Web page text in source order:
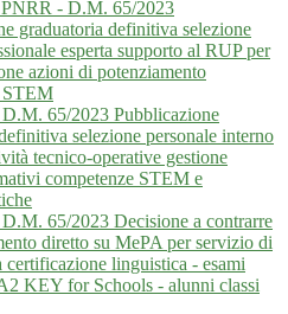
- D.M. 65/2023
graduatoria definitiva selezione
esperta supporto al RUP per
azioni di potenziamento
STEM
65/2023 Pubblicazione
selezione personale interno
tecnico-operative gestione
competenze STEM e
65/2023 Decisione a contrarre
diretto su MePA per servizio di
certificazione linguistica - esami
KEY for Schools - alunni classi